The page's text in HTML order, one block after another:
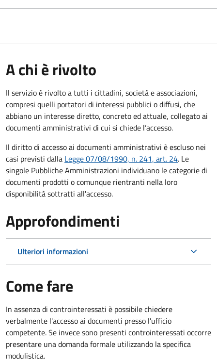
A chi è rivolto
Il servizio è rivolto a tutti i cittadini, società e associazioni,
compresi quelli portatori di interessi pubblici o diffusi, che
abbiano un interesse diretto, concreto ed attuale, collegato ai
documenti amministrativi di cui si chiede l’accesso.
Il diritto di accesso ai documenti amministrativi è escluso nei
casi previsti dalla Legge 07/08/1990, n. 241, art. 24. Le
singole Pubbliche Amministrazioni individuano le categorie di
documenti prodotti o comunque rientranti nella loro
disponibilità sottratti all'accesso.
Approfondimenti
Ulteriori informazioni
Come fare
In assenza di controinteressati è possibile chiedere
verbalmente l'accesso ai documenti presso l'ufficio
competente. Se invece sono presenti controinteressati occorre
presentare una domanda formale utilizzando la specifica
modulistica.